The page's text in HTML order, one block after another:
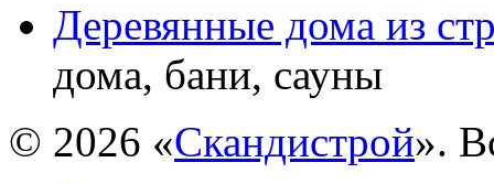
Деревянные дома из
дома, бани, сауны
© 2026 «Скандистрой».